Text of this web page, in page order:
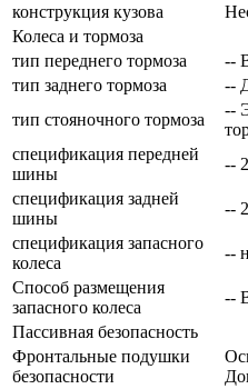
конструкция кузова
Колеса и тормоза
тип переднего тормоза
--
тип заднего тормоза
--
тип стояночного тормоза
--
спецификация передней
шины
--
спецификация задней
шины
--
спецификация запасного
колеса
--
Способ размещения
запасного колеса
--
Пассивная безопасность
Фронтальные подушки
безопасности